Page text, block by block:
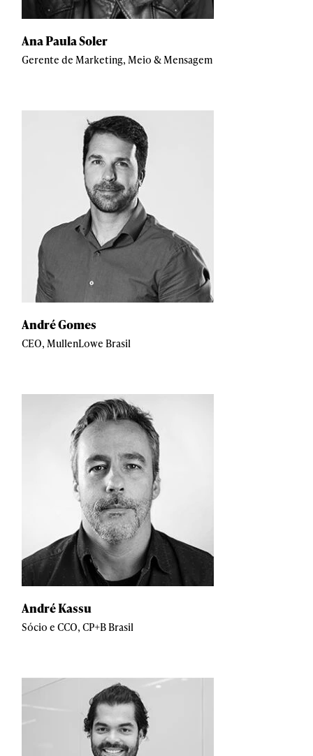
Ana Paula Soler
Gerente de Marketing, Meio & Mensagem
André Gomes
CEO, MullenLowe Brasil
André Kassu
Sócio e CCO, CP+B Brasil